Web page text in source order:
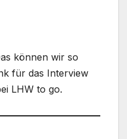
können wir so
für das Interview
LHW to go.